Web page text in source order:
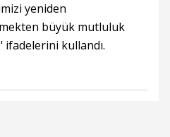
yeniden
büyük mutluluk
ifadelerini kullandı.